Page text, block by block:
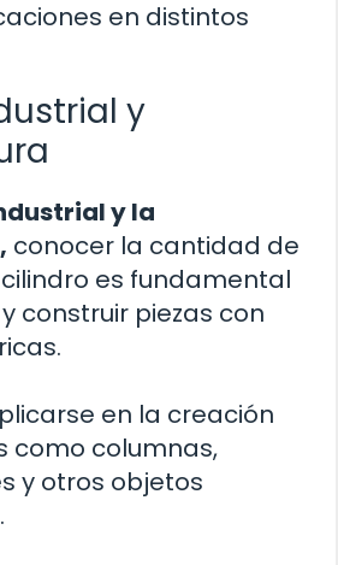
en distintos
y
y la
conocer la cantidad de
es fundamental
construir piezas con
en la creación
como columnas,
y otros objetos